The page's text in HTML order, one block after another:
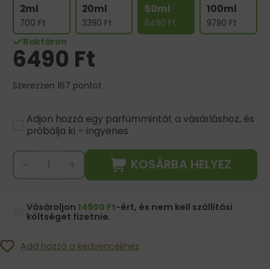
2ml
700 Ft
20ml
3390 Ft
50ml
6490 Ft
100ml
9790 Ft
Raktáron
6490 Ft
Szerezzen 167 pontot
Adjon hozzá egy parfümmintát a vásárláshoz, és
próbálja ki – ingyenes
KOSÁRBA HELYEZ
Vásároljon14900 Ft-ért, és nem kell szállítási
költséget fizetnie.
Add hozzá a kedvencekhez